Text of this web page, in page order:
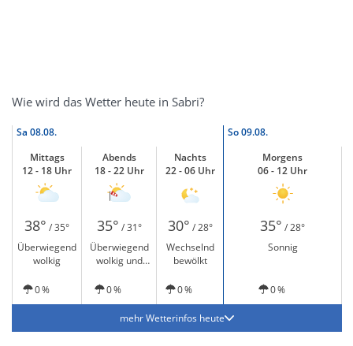
Wie wird das Wetter heute in Sabri?
Sa 08.08. So09.08.
Mittags
12 - 18 Uhr
Abends
18 - 22 Uhr
Nachts
22 - 06 Uhr
Morgens
06 - 12 Uhr
38° / 35° 35° / 31° 30° / 28° 35° / 28°
Überwiegend
wolkig
Überwiegend
wolkig und
Wechselnd
bewölkt
Sonnig
0 % 0 % 0 % 0 %
mehr Wetterinfos heute